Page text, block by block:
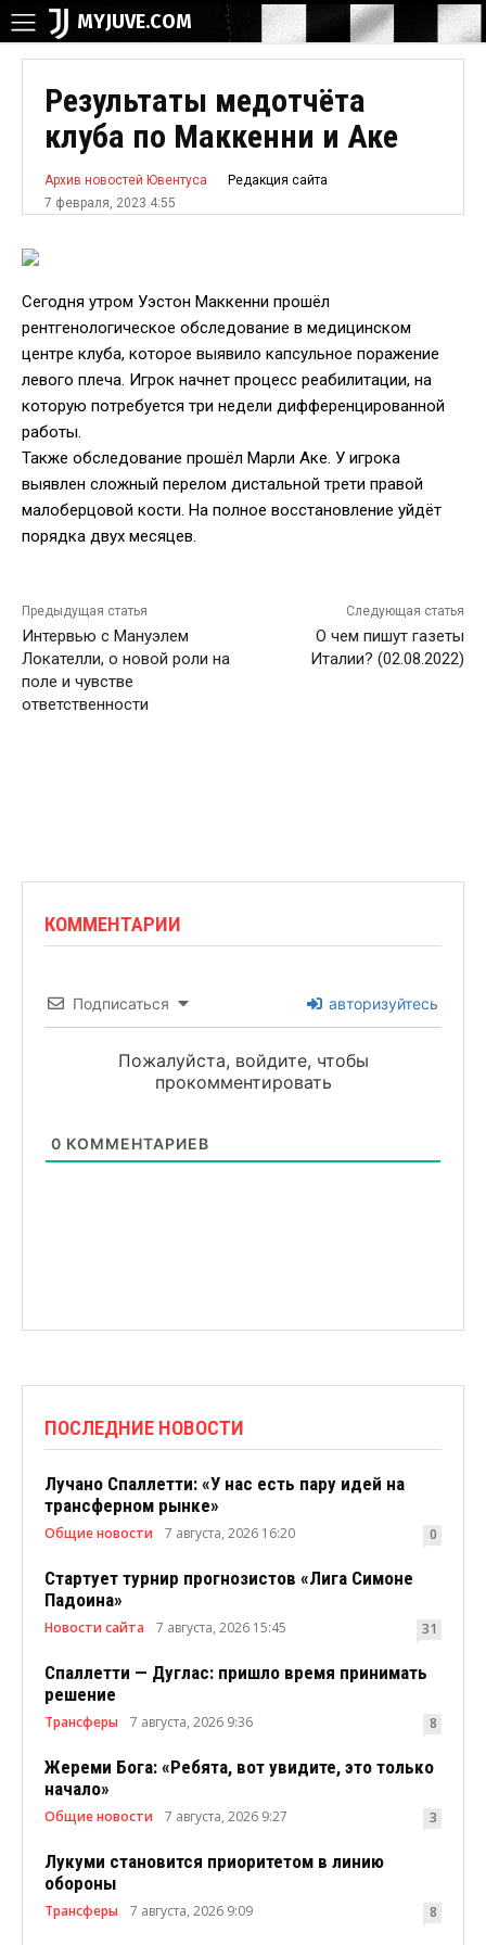
MYJUVE.COM
Результаты медотчёта
клуба по Маккенни и Аке
Архив новостей Ювентуса
Редакция сайта
7 февраля, 2023 4:55
Сегодня утром Уэстон Маккенни прошёл
рентгенологическое обследование в медицинском
центре клуба, которое выявило капсульное поражение
левого плеча. Игрок начнет процесс реабилитации, на
которую потребуется три недели дифференцированной
работы.
Также обследование прошёл Марли Аке. У игрока
выявлен сложный перелом дистальной трети правой
малоберцовой кости. На полное восстановление уйдёт
порядка двух месяцев.
Предыдущая статья
Интервью c Мануэлем
Локателли, о новой роли на
поле и чувстве
ответственности
Следующая статья
О чем пишут газеты
Италии? (02.08.2022)
КОММЕНТАРИИ
Подписаться авторизуйтесь
Пожалуйста, войдите, чтобы
прокомментировать
0 КОММЕНТАРИЕВ
ПОСЛЕДНИЕ НОВОСТИ
Лучано Спаллетти: «У нас есть пару идей на
трансферном рынке»
Общие новости 7 августа, 2026 16:20 0
Стартует турнир прогнозистов «Лига Симоне
Падоина»
Новости сайта 7 августа, 2026 15:45 31
Спаллетти — Дуглас: пришло время принимать
решение
Трансферы 7 августа, 2026 9:36 8
Жереми Бога: «Ребята, вот увидите, это только
начало»
Общие новости 7 августа, 2026 9:27 3
Лукуми становится приоритетом в линию
обороны
Трансферы 7 августа, 2026 9:09 8